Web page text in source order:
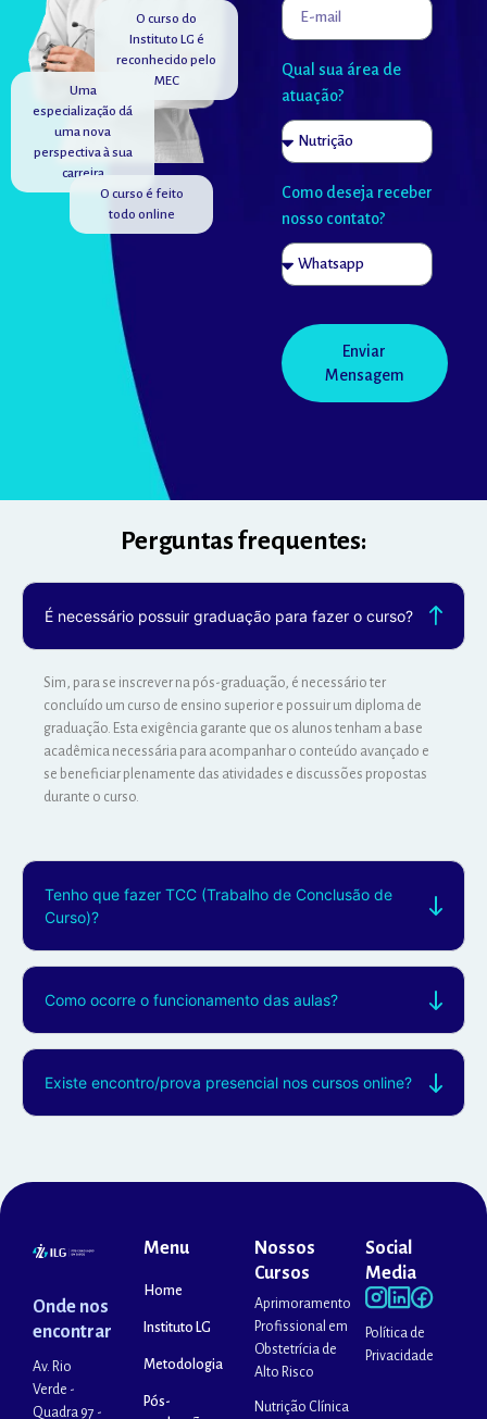
O curso do
Instituto LG é
reconhecido pelo
MEC
Uma
especialização dá
uma nova
perspectiva à sua
carreira
O curso é feito
todo online
Qual sua área de
atuação?
Como deseja receber
nosso contato?
Enviar
Mensagem
Perguntas frequentes:
É necessário possuir graduação para fazer o curso?
Sim, para se inscrever na pós-graduação, é necessário ter
concluído um curso de ensino superior e possuir um diploma de
graduação. Esta exigência garante que os alunos tenham a base
acadêmica necessária para acompanhar o conteúdo avançado e
se beneficiar plenamente das atividades e discussões propostas
durante o curso.
Tenho que fazer TCC (Trabalho de Conclusão de
Curso)?
Como ocorre o funcionamento das aulas?
Existe encontro/prova presencial nos cursos online?
Onde nos
encontrar
Av. Rio
Verde -
Quadra 97 -
Menu
Home
Instituto LG
Metodologia
Pós-
Nossos
Cursos
Aprimoramento
Profissional em
Obstetrícia de
Alto Risco
Nutrição Clínica
Social
Media
Política de
Privacidade